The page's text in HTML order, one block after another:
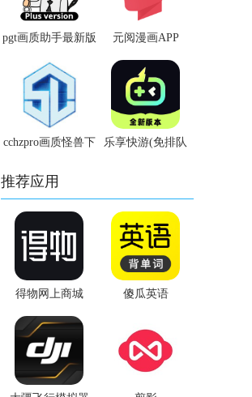
pgt画质助手最新版 元阅漫画APP
cchzpro画质怪兽下
乐享快游(免排队
推荐应用
得物网上商城 傻瓜英语